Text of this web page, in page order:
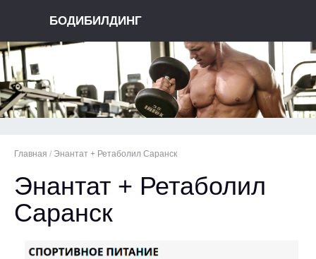
БОДИБИЛДИНГ
Главная / Энантат + Ретаболил Саранск
Энантат + Ретаболил
Саранск